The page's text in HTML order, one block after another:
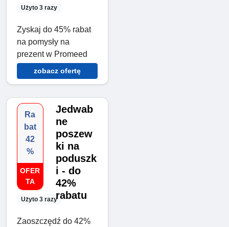
Użyto 3 razy
Zyskaj do 45% rabat
na pomysły na
prezent w Promeed
zobacz ofertę
Ra
bat
42
%
OFER
TA
Użyto 3 razy
Jedwab
ne
poszew
ki na
poduszk
i - do
42%
rabatu
Zaoszczędź do 42%